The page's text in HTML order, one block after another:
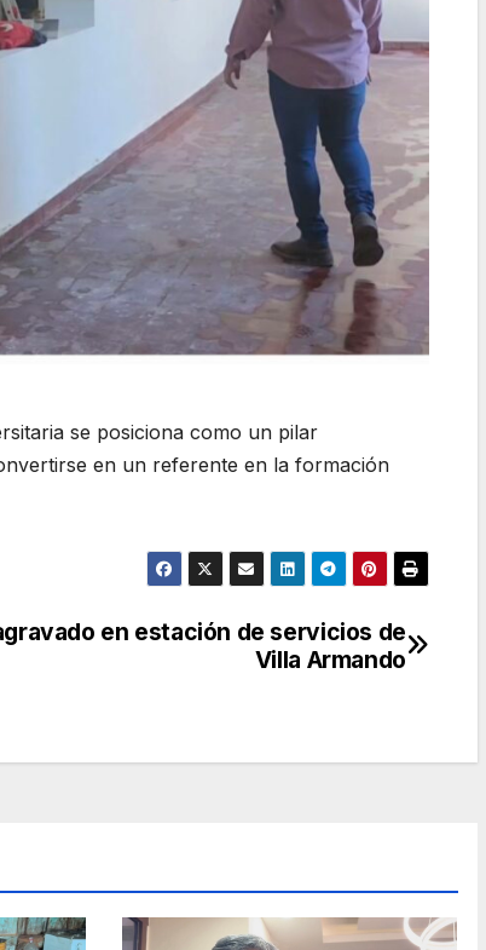
se posiciona como un pilar
en un referente en la formación
en estación de servicios de
Villa Armando